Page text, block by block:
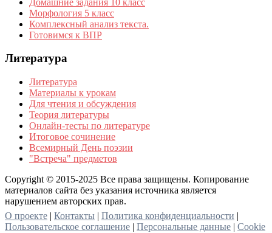
Морфология 5 класс
Комплексный анализ текста.
Готовимся к ВПР
Литература
Литература
Материалы к урокам
Для чтения и обсуждения
Теория литературы
Онлайн-тесты по литературе
Итоговое сочинение
Всемирный День поэзии
"Встреча" предметов
Copyright © 2015-2025 Все права защищены. Копирование
материалов сайта без указания источника является
нарушением авторских прав.
О проекте | Контакты | Политика конфиденциальности |
Пользовательское соглашение | Персональные данные | Cookie